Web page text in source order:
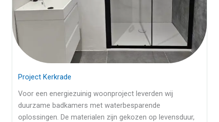
Project Kerkrade
Voor een energiezuinig woonproject leverden wij
duurzame badkamers met waterbesparende
oplossingen. De materialen zijn gekozen op levensduur,